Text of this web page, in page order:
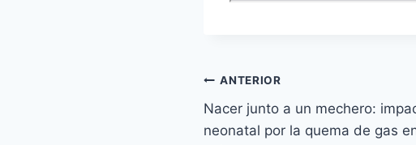
Navegación
de
ANTERIOR
Nacer junto a un mechero:
neonatal por la quema de gas